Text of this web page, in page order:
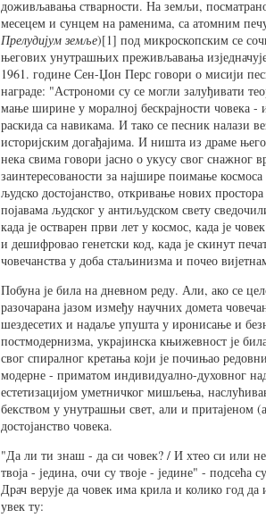
доживљавања стварности. На земљи,
месецем и сунцем на раменима, са атомним
Прелудијум земље)[1] под микроскопским се
његових унутрашњих преживљавања
1961. године Сен-Џон Перс говори о мисији
награде: "Астрономи су се могли залуђивати
мање ширине у моралној бескрајности човека -
раскида са навикама. И тако се песник налази
историјским догађајима. И ништа из драме
нека свима говори јасно о укусу свог снажног
заинтересованости за најшире поимање
људско достојанство, откривање нових
појавама људског у антиљудском свету
када је остварен први лет у космос, када је
и дешифровао генетски код, када је скинут
човечанства у доба стаљинизма и почео
Побуна је била на дневном реду. Али, ако се
разочарана јазом између научних домета
шездесетих и надаље упушта у иронисање и
постмодернизма, украјинска књижевност је
свог спиралног кретања који је почињао
модерне - приматом индивидуално-духовног
естетизацијом уметничког мишљења,
бекством у унутрашњи свет, али и притајеном
достојанство човека.
"Да ли ти знаш - да си човек? / И хтео си или
твоја - једина, очи су твоје - једине" -
Драч верује да човек има крила и колико год
увек ту: